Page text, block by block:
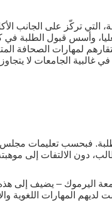
التي تركّز على الجانب
وأسس قبول الطلبة في
لمهارات الصحافة
فبحسب تعليمات مجلس
دون الالتفات إلى
اليرموك – يضيف إلى
لديهم المهارات اللغوية